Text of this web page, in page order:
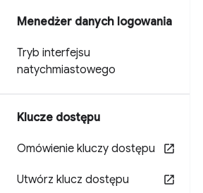
Menedżer danych logowania
Tryb interfejsu
natychmiastowego
Klucze dostępu
Omówienie kluczy dostępu
Utwórz klucz dostępu